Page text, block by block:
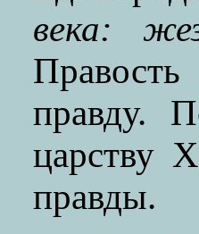
века:
правду.
царству
правды.